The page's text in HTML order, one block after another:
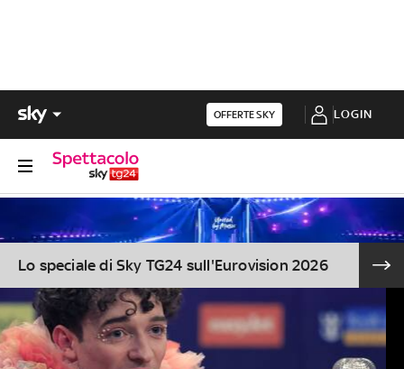
OFFERTE SKY LOGIN
Lo speciale di Sky TG24 sull'Eurovision 2026